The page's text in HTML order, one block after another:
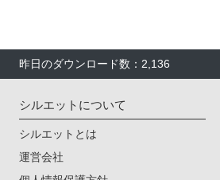
昨日のダウンロード数：2,136
シルエットについて
シルエットとは
運営会社